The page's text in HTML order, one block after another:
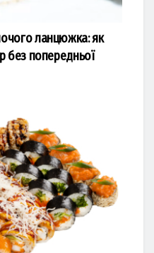
ланцюжка: як
без попередньої